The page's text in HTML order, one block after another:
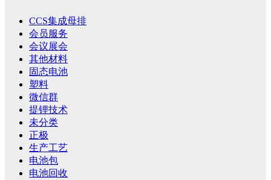
CCS集成母排
会员服务
会议展会
其他材料
固态电池
塑料
微信群
提锂技术
未分类
正极
生产工艺
电池包
电池回收